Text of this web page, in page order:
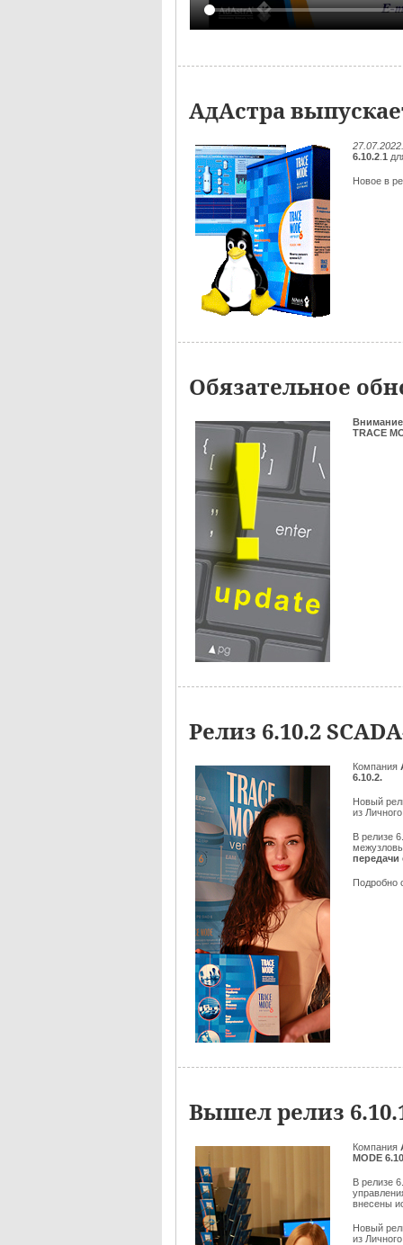
АдАстра
6.10.2 1
Новое в
Обязательное
TRACE
Релиз 6.10.2
Компания
6.10.2.
Новый
из
В релизе
передачи
Подробно
Вышел релиз
Компания
MODE
В релизе
внесены
Новый
из